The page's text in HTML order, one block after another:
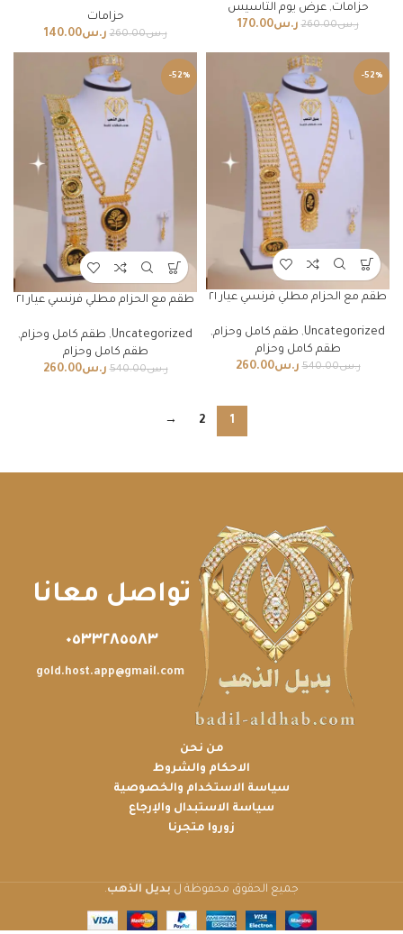
حزامات,عرض يوم التاسيس
ر.س260.00 ر.س170.00
حزامات
ر.س260.00 ر.س140.00
-52%
طقم مع الحزام مطلي فرنسي عيار ٢١
Uncategorized
, طقم كامل وحزام,
طقم كامل وحزام
ر.س540.00 ر.س260.00
-52%
طقم مع الحزام مطلي فرنسي عيار ٢١
Uncategorized
, طقم كامل وحزام,
طقم كامل وحزام
ر.س540.00 ر.س260.00
1
2
→
تواصل معانا
٠٥٣٣٢٨٥٥٨٣
gold.host.app@gmail.com
من نحن
الاحكام والشروط
سياسة الاستخدام والخصوصية
سياسة الاستبدال والإرجاع
زوروا متجرنا
جميع الحقوق محفوظة ل بديل الذهب.